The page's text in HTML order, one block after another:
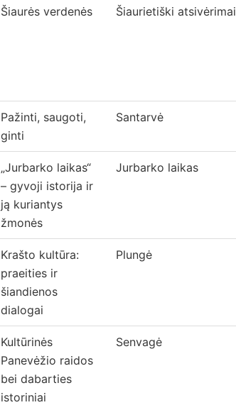
Šiaurės verdenės Šiaurietiški atsivėrimai
Pažinti, saugoti,
ginti
Santarvė
„Jurbarko laikas“
– gyvoji istorija ir
ją kuriantys
žmonės
Jurbarko laikas
Krašto kultūra:
praeities ir
šiandienos
dialogai
Plungė
Kultūrinės
Panevėžio raidos
bei dabarties
istoriniai
Senvagė